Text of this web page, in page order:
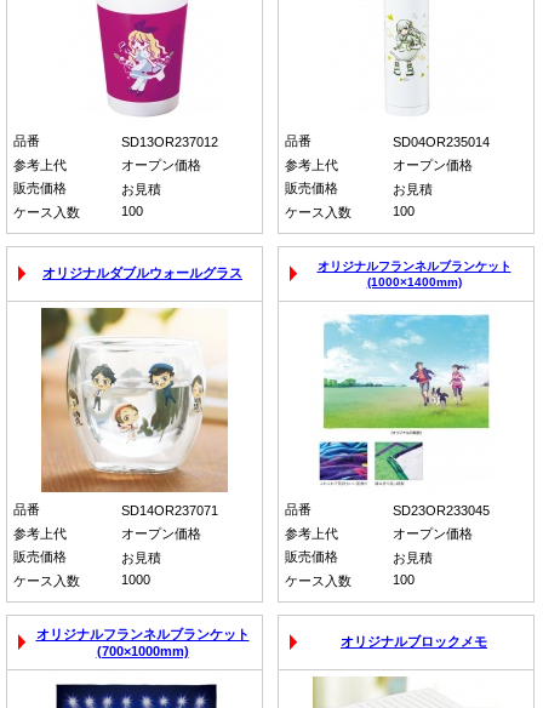
品番
SD13OR237012
参考上代
オープン価格
販売価格
お見積
ケース入数
100
品番
SD04OR235014
参考上代
オープン価格
販売価格
お見積
ケース入数
100
オリジナルダブルウォールグラス
品番
SD14OR237071
参考上代
オープン価格
販売価格
お見積
ケース入数
1000
オリジナルフランネルブランケット
(1000×1400mm)
品番
SD23OR233045
参考上代
オープン価格
販売価格
お見積
ケース入数
100
オリジナルフランネルブランケット
(700×1000mm)
オリジナルブロックメモ